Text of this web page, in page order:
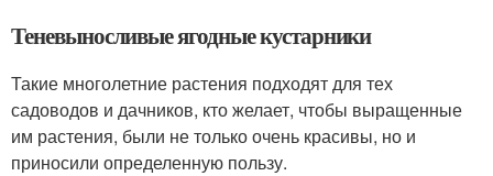
Теневыносливые ягодные кустарники
Такие многолетние растения подходят для тех
садоводов и дачников, кто желает, чтобы выращенные
им растения, были не только очень красивы, но и
приносили определенную пользу.